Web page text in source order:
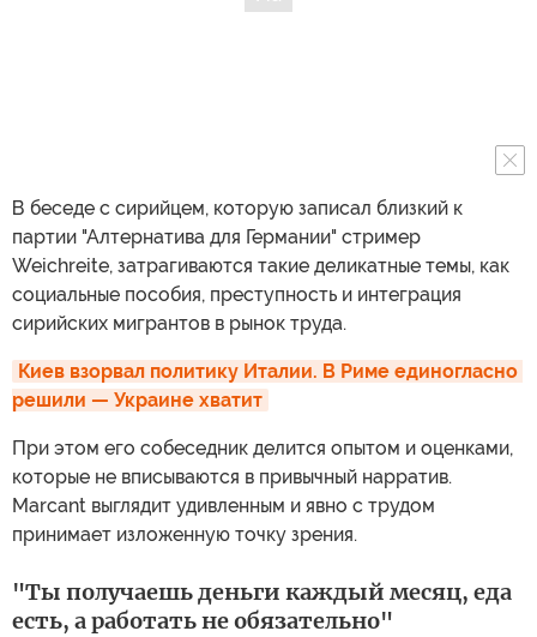
В беседе с сирийцем, которую записал близкий к
партии "Алтернатива для Германии" стример
Weichreite, затрагиваются такие деликатные темы, как
социальные пособия, преступность и интеграция
сирийских мигрантов в рынок труда.
Киев взорвал политику Италии. В Риме единогласно
решили — Украине хватит
При этом его собеседник делится опытом и оценками,
которые не вписываются в привычный нарратив.
Marcant выглядит удивленным и явно с трудом
принимает изложенную точку зрения.
"Ты получаешь деньги каждый месяц, еда
есть, а работать не обязательно"